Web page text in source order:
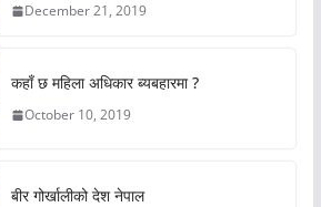
December 21, 2019
कहाँ छ महिला अधिकार ब्यबहारमा ?
October 10, 2019
बीर गोर्खालीको देश नेपाल